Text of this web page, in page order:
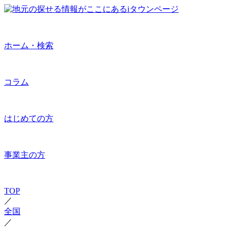
ホーム・検索
コラム
はじめての方
事業主の方
TOP
／
全国
／